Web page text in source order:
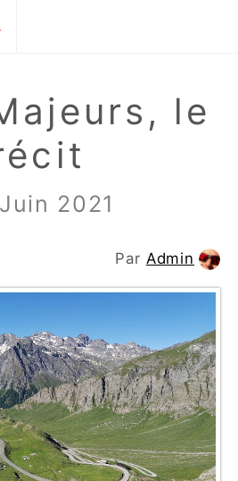
le
2021
Par Admin